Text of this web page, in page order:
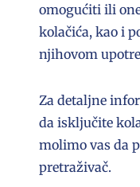
omogućiti ili
kolačića, kao i
njihovom
Za detaljne
da isključite
molimo vas da
pretraživač.